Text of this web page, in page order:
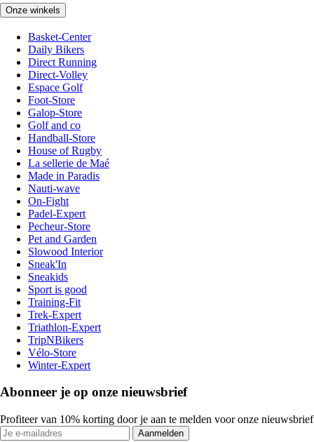
Onze winkels
Basket-Center
Daily Bikers
Direct Running
Direct-Volley
Espace Golf
Foot-Store
Galop-Store
Golf and co
Handball-Store
House of Rugby
La sellerie de Maé
Made in Paradis
Nauti-wave
On-Fight
Padel-Expert
Pecheur-Store
Pet and Garden
Slowood Interior
Sneak'In
Sneakids
Sport is good
Training-Fit
Trek-Expert
Triathlon-Expert
TripNBikers
Vélo-Store
Winter-Expert
Abonneer je op onze nieuwsbrief
Profiteer van 10% korting door je aan te melden voor onze nieuwsbrief
Aanmelden